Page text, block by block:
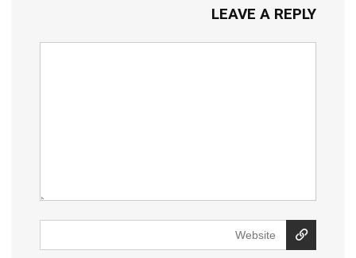
LEAVE A REPLY